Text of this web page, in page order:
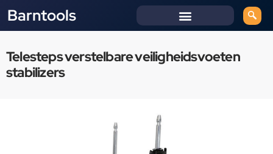
Barntools
Telesteps verstelbare veiligheidsvoeten
stabilizers